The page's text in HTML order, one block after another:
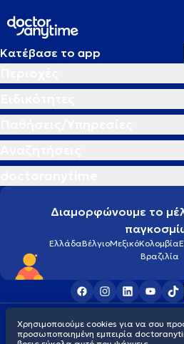
Κατέβασε το app
Διαμορφώνουμε το
ΕλλάδαΒέλγιοΜεξικόΚολομβία
Βραζιλία
Οροι χρήσης
Πολιτική
© 2026
Χρησιμοποιούμε cookies για να σου
προσωποποιημένη εμπειρία